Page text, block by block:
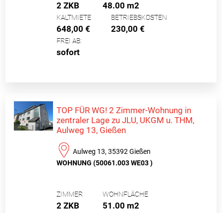
2 ZKB 48.00 m2
KALTMIETE
648,00 €
BETRIEBSKOSTEN
230,00 €
FREI AB:
sofort
TOP FÜR WG! 2 Zimmer-Wohnung in
zentraler Lage zu JLU, UKGM u. THM,
Aulweg 13, Gießen
Aulweg 13, 35392 Gießen
WOHNUNG (50061.003 WE03 )
ZIMMER
2 ZKB
WOHNFLÄCHE
51.00 m2